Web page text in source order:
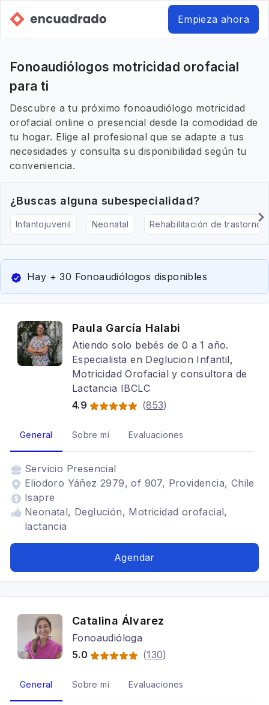
Empieza ahora
Fonoaudiólogos motricidad orofacial
para ti
Descubre a tu próximo fonoaudiólogo motricidad
orofacial online o presencial desde la comodidad de
tu hogar. Elige al profesional que se adapte a tus
necesidades y consulta su disponibilidad según tu
conveniencia.
¿Buscas alguna subespecialidad?
Infantojuvenil Neonatal Rehabilitación de
Hay + 30 Fonoaudiólogos disponibles
Paula García Halabi
Atiendo solo bebés de 0 a 1 año.
Especialista en Deglucion Infantil,
Motricidad Orofacial y consultora de
Lactancia IBCLC
4.9
(853)
General Sobre mí Evaluaciones
Servicio Presencial
Eliodoro Yáñez 2979, of 907, Providencia, Chile
Isapre
Neonatal, Deglución, Motricidad orofacial,
lactancia
Agendar
Catalina Álvarez
Fonoaudióloga
5.0
(130)
General Sobre mí Evaluaciones